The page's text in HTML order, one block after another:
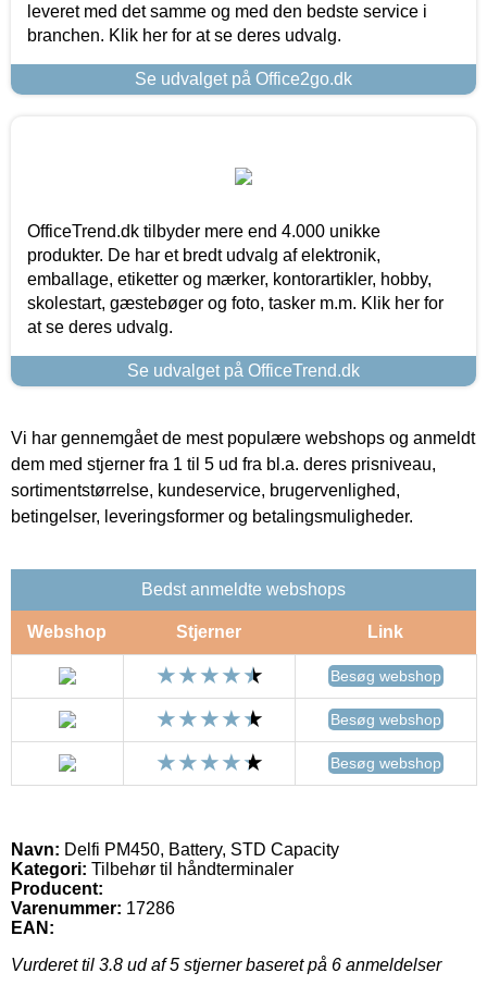
leveret med det samme og med den bedste service i
branchen. Klik her for at se deres udvalg.
Se udvalget på Office2go.dk
OfficeTrend.dk tilbyder mere end 4.000 unikke
produkter. De har et bredt udvalg af elektronik,
emballage, etiketter og mærker, kontorartikler, hobby,
skolestart, gæstebøger og foto, tasker m.m. Klik her for
at se deres udvalg.
Se udvalget på OfficeTrend.dk
Vi har gennemgået de mest populære webshops og anmeldt
dem med stjerner fra 1 til 5 ud fra bl.a. deres prisniveau,
sortimentstørrelse, kundeservice, brugervenlighed,
betingelser, leveringsformer og betalingsmuligheder.
Bedst anmeldte webshops
Webshop Stjerner Link
Besøg webshop
Besøg webshop
Besøg webshop
Navn: Delfi PM450, Battery, STD Capacity
Kategori: Tilbehør til håndterminaler
Producent:
Varenummer: 17286
EAN:
Vurderet til 3.8 ud af 5 stjerner baseret på 6 anmeldelser